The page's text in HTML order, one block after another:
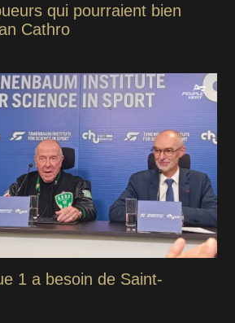
qui pourraient bien
Cathro
1 a besoin de Saint-